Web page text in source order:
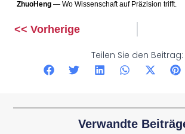
ZhuoHeng— Wo Wissenschaft auf Präzision trifft.
<< Vorherige
Teilen Sie den Beitrag:
Verwandte